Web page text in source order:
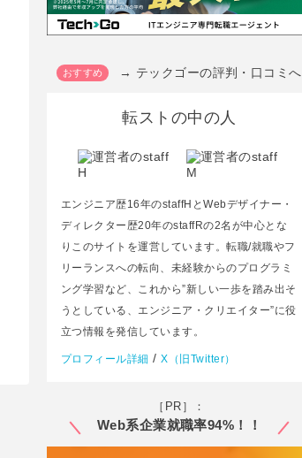
→ テックゴーの評判・口コミへ
転ストの中の人
エンジニア歴16年のstaffHとWebデザイナー・
ディレクター歴20年のstaffRの2名が中心とな
りこのサイトを運営しています。転職/就職やフ
リーランスへの転向、未経験からのプログラミ
ング学習など、これから”新しい一歩を踏み出そ
うとしている、エンジニア・クリエイター”に役
立つ情報を発信しています。
プロフィール詳細 /X（旧Twitter）
［PR］：
Web系企業就職率94%！！